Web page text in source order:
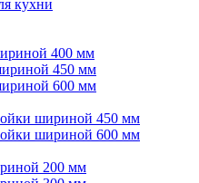
кухни
400 мм
450 мм
600 мм
шириной 450 мм
шириной 600 мм
200 мм